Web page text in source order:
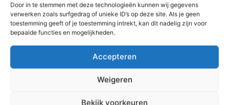
Door in te stemmen met deze technologieën kunnen wij gegevens
verwerken zoals surfgedrag of unieke ID’s op deze site. Als je geen
toestemming geeft of je toestemming intrekt, kan dit nadelig zijn voor
bepaalde functies en mogelijkheden.
Accepteren
Weigeren
Bekijk voorkeuren